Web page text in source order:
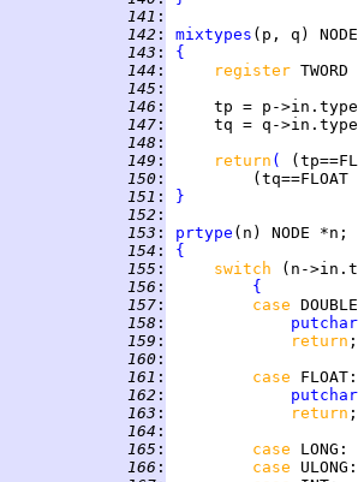
141 :
142 :
mixtypes
143 :
{
144 :
register
145 :
146 :
147 :
148 :
149 : return (
150 :
151 :
}
152 :
153 : prtype
154 :
{
155 :
switch
156 :
{
157 : case DOUBLE
158 :
putchar
159 :
return
160 :
161 : case FLOAT
162 :
putchar
163 :
return
164 :
165 : case LONG
166 : case ULONG